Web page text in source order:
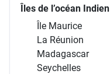
Îles de l’océan Indien
Île Maurice
La Réunion
Madagascar
Seychelles